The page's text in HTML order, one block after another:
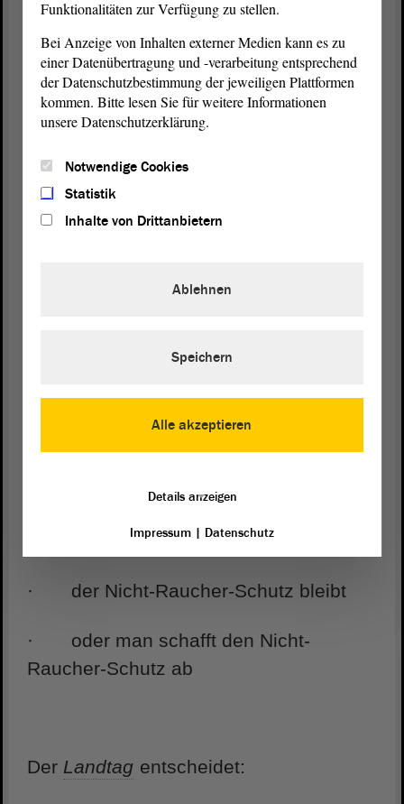
den Menschen.
Die Abgeordneten schreiben dann einen
Antrag.
Die Abgeordneten reden im Fach-
Ausschussund
im Landtag darüber.
rauchen dürfen
· der Nicht-Raucher-Schutz bleibt
· oder man schafft den Nicht-
Raucher-Schutz ab
Der Landtag entscheidet:
Funktionalitäten zur Verfügung zu stellen.
Bei Anzeige von Inhalten externer Medien kann es zu
einer Datenübertragung und -verarbeitung entsprechend
der Datenschutzbestimmung der jeweiligen Plattformen
kommen. Bitte lesen Sie für weitere Informationen
unsere Datenschutzerklärung.
Notwendige Cookies
Statistik
Inhalte von Drittanbietern
Alle akzeptieren
Ablehnen
Speichern
Details anzeigen
Impressum| Datenschutz